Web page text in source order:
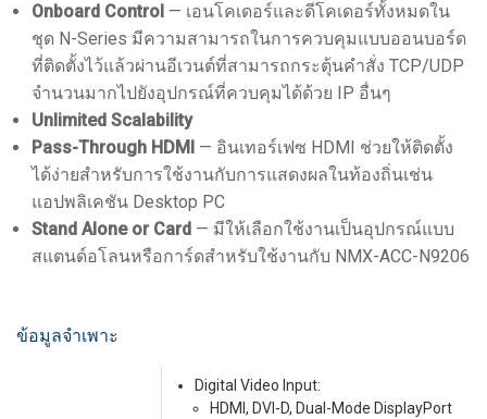
Onboard Control — เอนโคเดอร์และดีโคเดอร์ทั้งหมดใน
ชุด N-Series มีความสามารถในการควบคุมแบบออนบอร์ด
ที่ติดตั้งไว้แล้วผ่านอีเวนต์ที่สามารถกระตุ้นคำสั่ง TCP/UDP
จำนวนมากไปยังอุปกรณ์ที่ควบคุมได้ด้วย IP อื่นๆ
Unlimited Scalability
Pass-Through HDMI
— อินเทอร์เฟซ HDMI ช่วยให้ติดตั้ง
ได้ง่ายสำหรับการใช้งานกับการแสดงผลในท้องถิ่นเช่น
แอปพลิเคชัน Desktop PC
Stand Alone or Card — มีให้เลือกใช้งานเป็นอุปกรณ์แบบ
สแตนด์อโลนหรือการ์ดสำหรับใช้งานกับ NMX-ACC-N9206
ข้อมูลจำเพาะ
Digital Video Input:
HDMI, DVI-D, Dual-Mode DisplayPort